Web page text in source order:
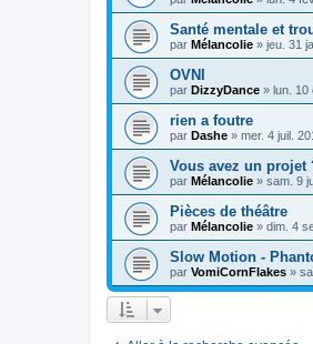
Santé mentale et
par Mélancolie » jeu. 31
OVNI
par DizzyDance » lun. 10
rien a foutre
par Dashe » mer. 4 juil.
Vous avez un projet
par Mélancolie » sam. 9
Pièces de théâtre
par Mélancolie » dim. 4
Slow Motion -
par VomiCornFlakes »